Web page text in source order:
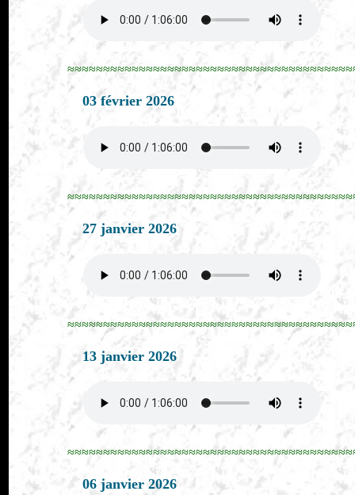
03 février 2026
27 janvier 2026
13 janvier 2026
06 janvier 2026